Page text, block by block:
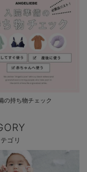
の持ち物チェック
ゴリ